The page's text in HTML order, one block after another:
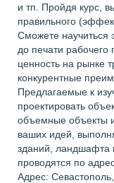
и тп. Пройдя курс,
правильного
Сможете научиться
до печати
ценность на рынке
конкурентные
Предлагаемые к
проектировать
объемные объекты
ваших идей,
зданий, ландшафта
проводятся по
Адрес: